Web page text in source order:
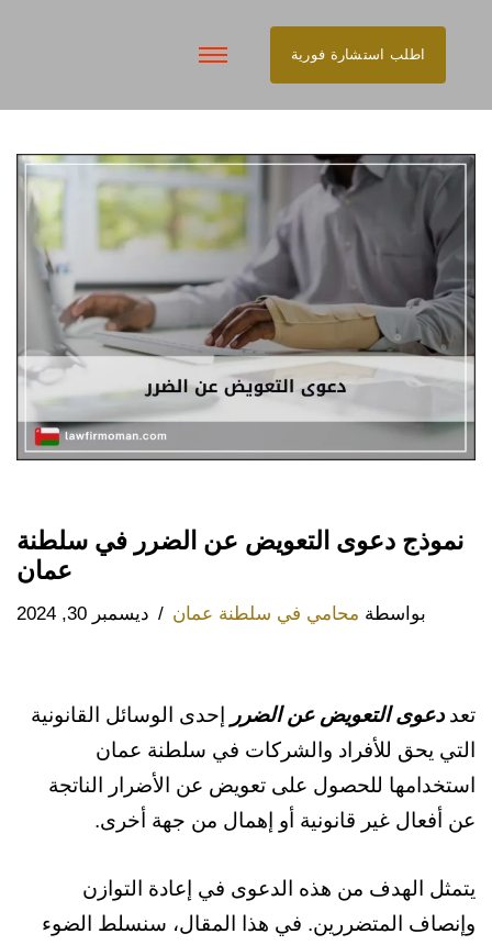
تخطىاطلب استشارة فورية
نموذج دعوى التعويض عن الضرر في سلطنة
عمان
بواسطة محامي في سلطنة عمان ديسمبر 30, 2024
تعددعوى التعويض عن الضرر إحدى الوسائل القانونية
التي يحق للأفراد والشركات في سلطنة عمان
استخدامها للحصول على تعويض عن الأضرار الناتجة
عن أفعال غير قانونية أو إهمال من جهة أخرى.
يتمثل الهدف من هذه الدعوى في إعادة التوازن
وإنصاف المتضررين. في هذا المقال، سنسلط الضوء